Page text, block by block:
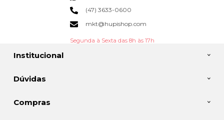
Institucional
Dúvidas
Compras
(47) 3633-0600
mkt@hupishop.com
Segunda à Sexta das 8h às 17h